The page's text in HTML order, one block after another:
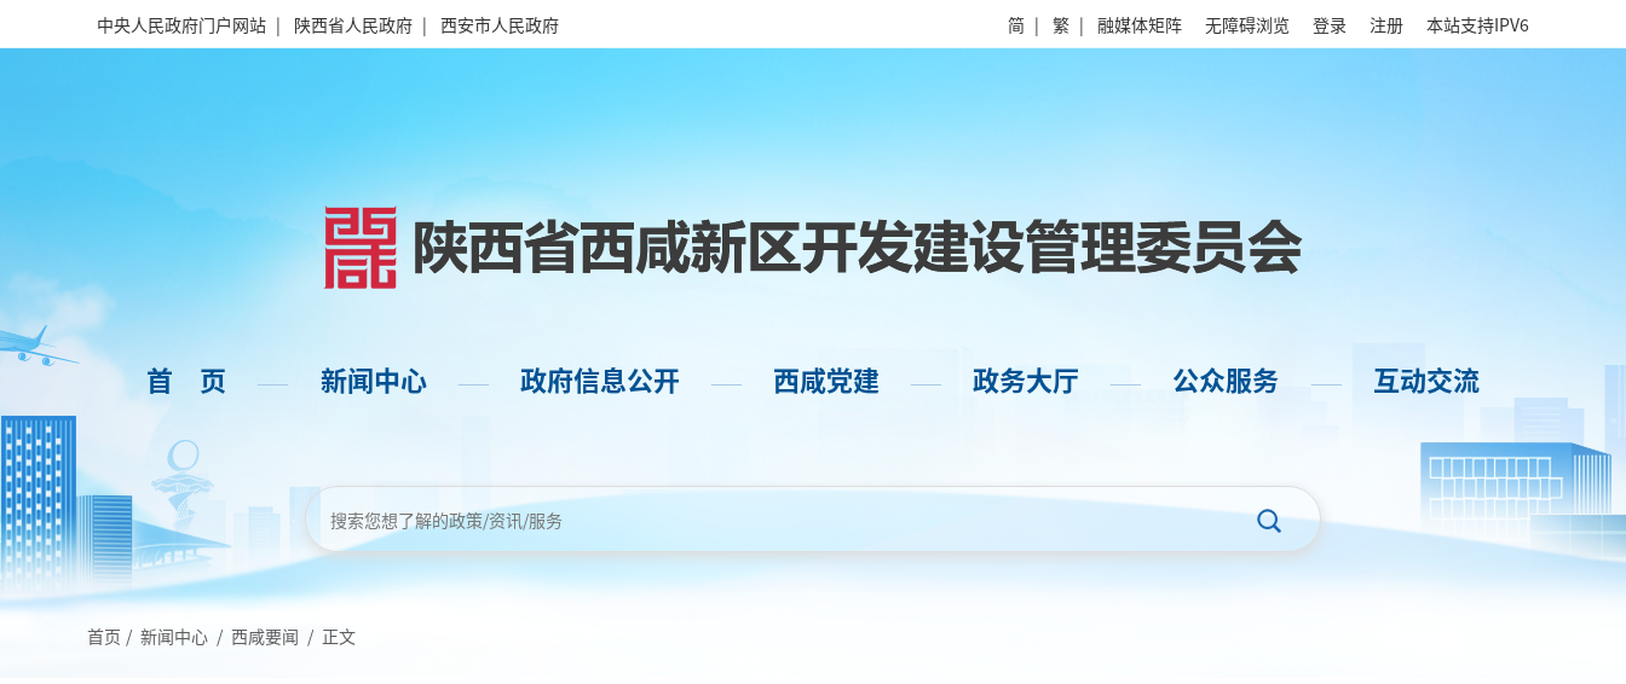
中央人民政府门户网站 | 陕西省人民政府 | 西安市人民政府 简 | 繁 | 融媒体矩阵 无障碍浏览 登录 注册 本站支持IPV6
首 页 —— 新闻中心 —— 政府信息公开 —— 西咸党建 —— 政务大厅 —— 公众服务 —— 互动交流
首页 / 新闻中心 / 西咸要闻 / 正文